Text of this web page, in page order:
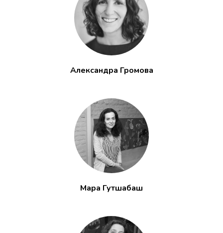
Александра Громова
Мара Гутшабаш
Нажимая на кнопку, вы даете согласие на
обработку персональных данных и
соглашаетесь
c политикой
конфиденциальности